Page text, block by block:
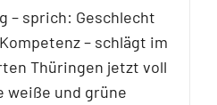
– sprich: Geschlecht
– schlägt im
Thüringen jetzt voll
weiße und grüne